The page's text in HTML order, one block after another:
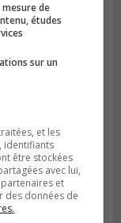
pour
de
études
sur un
et les
identifiants
être stockées
avec lui,
et
des données de